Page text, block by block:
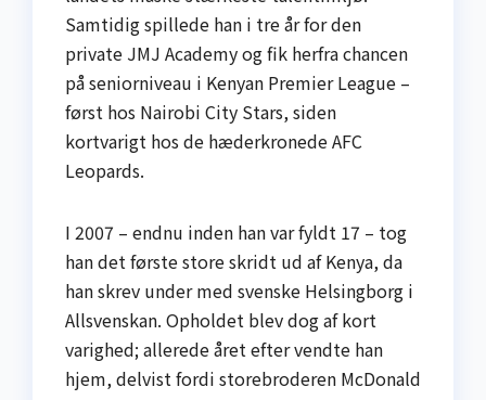
Samtidig spillede han i tre år for den
private JMJ Academy og fik herfra chancen
på seniorniveau i Kenyan Premier League –
først hos Nairobi City Stars, siden
kortvarigt hos de hæderkronede AFC
Leopards.
I 2007 – endnu inden han var fyldt 17 – tog
han det første store skridt ud af Kenya, da
han skrev under med svenske Helsingborg i
Allsvenskan. Opholdet blev dog af kort
varighed; allerede året efter vendte han
hjem, delvist fordi storebroderen McDonald